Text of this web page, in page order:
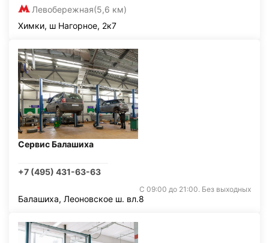
Левобережная(5,6 км)
Химки, ш Нагорное, 2к7
Сервис Балашиха
+7 (495) 431-63-63
С 09:00 до 21:00. Без выходных
Балашиха, Леоновское ш. вл.8